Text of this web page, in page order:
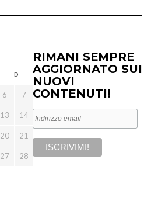
D
6 7
13 14
20 21
27 28
RIMANI SEMPRE
AGGIORNATO SUI
NUOVI
CONTENUTI!